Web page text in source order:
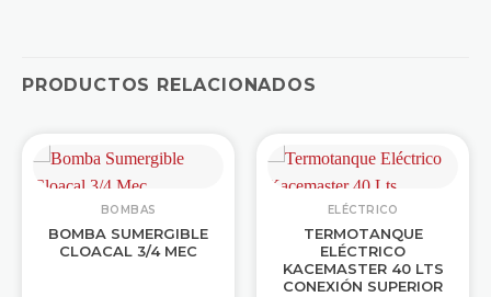
PRODUCTOS RELACIONADOS
BOMBAS
BOMBA SUMERGIBLE
CLOACAL 3/4 MEC
ELÉCTRICO
TERMOTANQUE
ELÉCTRICO
KACEMASTER 40 LTS
CONEXIÓN SUPERIOR